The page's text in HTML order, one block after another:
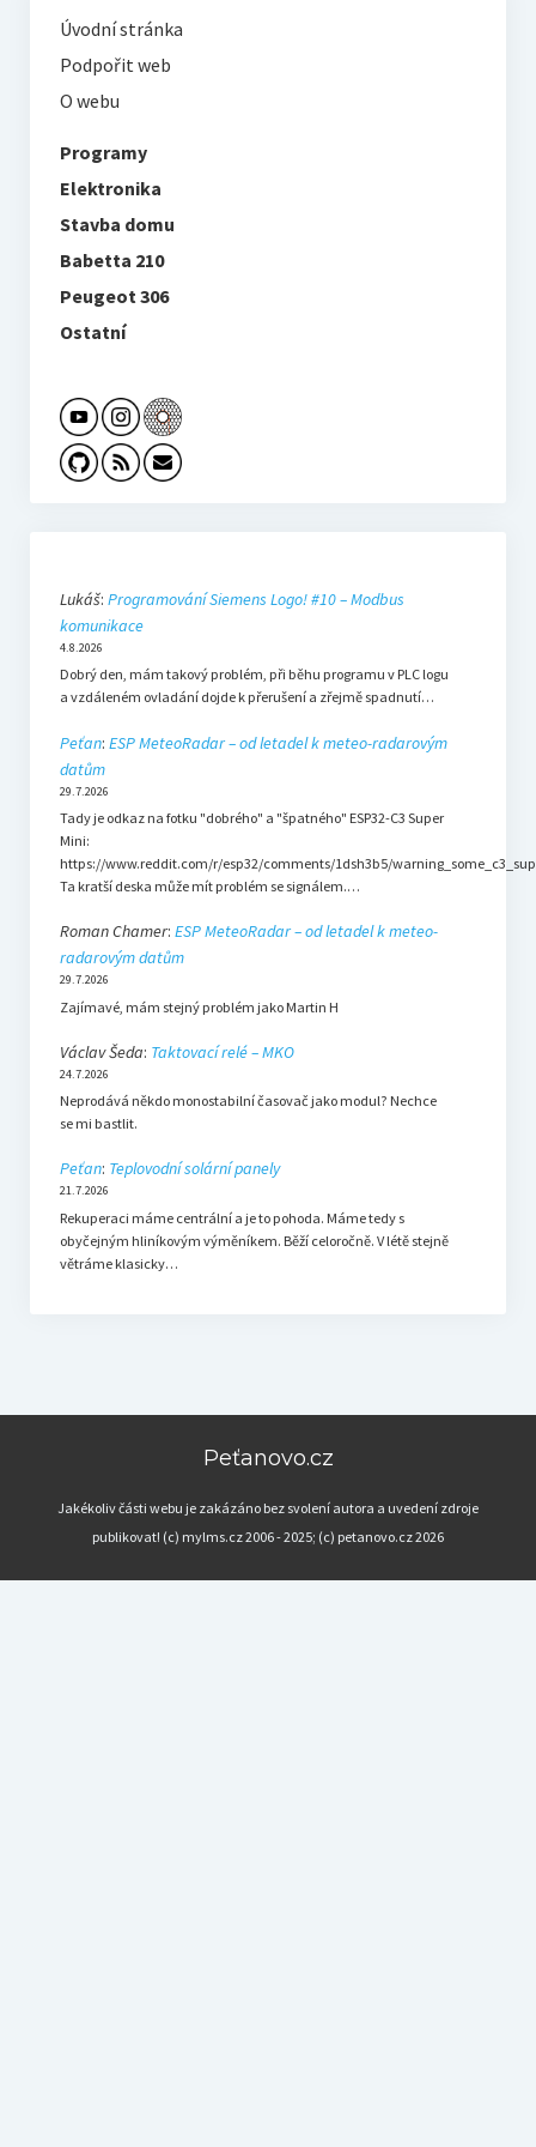
Úvodní stránka
Podpořit web
O webu
Programy
Elektronika
Stavba domu
Babetta 210
Peugeot 306
Ostatní
Lukáš: Programování Siemens Logo! #10 – Modbus
komunikace
4.8.2026
Dobrý den, mám takový problém, při běhu programu v PLC logu
a vzdáleném ovladání dojde k přerušení a zřejmě spadnutí…
Peťan: ESP MeteoRadar – od letadel k meteo-radarovým
datům
29.7.2026
Tady je odkaz na fotku "dobrého" a "špatného" ESP32-C3 Super
Mini:
https://www.reddit.com/r/esp32/comments/1dsh3b5/
Ta kratší deska může mít problém se signálem.…
Roman Chamer: ESP MeteoRadar – od letadel k meteo-
radarovým datům
29.7.2026
Zajímavé, mám stejný problém jako Martin H
Václav Šeda: Taktovací relé – MKO
24.7.2026
Neprodává někdo monostabilní časovač jako modul? Nechce
se mi bastlit.
Peťan: Teplovodní solární panely
21.7.2026
Rekuperaci máme centrální a je to pohoda. Máme tedy s
obyčejným hliníkovým výměníkem. Běží celoročně. V létě stejně
větráme klasicky…
Peťanovo.cz
Jakékoliv části webu je zakázáno bez svolení autora a uvedení zdroje
publikovat! (c) mylms.cz 2006 - 2025; (c) petanovo.cz 2026